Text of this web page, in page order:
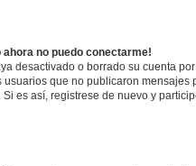
no puedo conectarme!
desactivado o borrado su cuenta
que no publicaron mensajes
es así, registrese de nuevo y